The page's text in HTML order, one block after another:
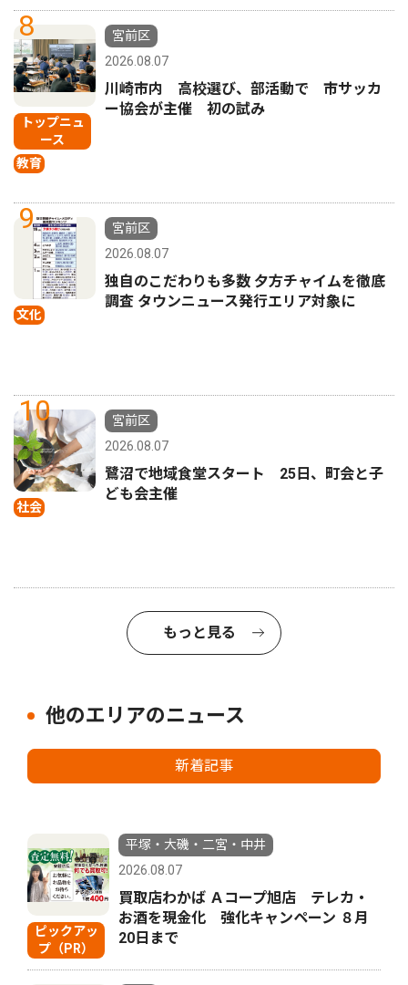
8
トップニュ
ース
教育
宮前区
2026.08.07
川崎市内 高校選び、部活動で 市サッカ
ー協会が主催 初の試み
9
文化
宮前区
2026.08.07
独自のこだわりも多数 夕方チャイムを徹底
調査 タウンニュース発行エリア対象に
10
社会
宮前区
2026.08.07
鷺沼で地域食堂スタート 25日、町会と子
ども会主催
もっと見る
他のエリアのニュース
新着記事
ピックアッ
プ（PR）
平塚・大磯・二宮・中井
2026.08.07
買取店わかば Ａコープ旭店 テレカ・
お酒を現金化 強化キャンペーン ８月
20日まで